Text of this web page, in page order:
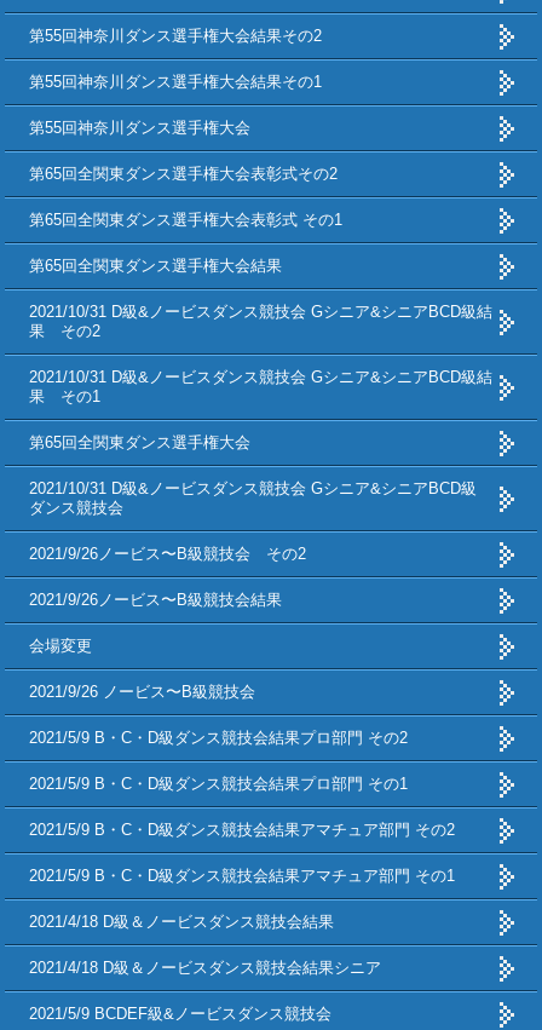
第55回神奈川ダンス選手権大会結果その2
第55回神奈川ダンス選手権大会結果その1
第55回神奈川ダンス選手権大会
第65回全関東ダンス選手権大会表彰式その2
第65回全関東ダンス選手権大会表彰式 その1
第65回全関東ダンス選手権大会結果
2021/10/31 D級&ノービスダンス競技会 Gシニア&シニアBCD級結
果 その2
2021/10/31 D級&ノービスダンス競技会 Gシニア&シニアBCD級結
果 その1
第65回全関東ダンス選手権大会
2021/10/31 D級&ノービスダンス競技会 Gシニア&シニアBCD級
ダンス競技会
2021/9/26ノービス〜B級競技会 その2
2021/9/26ノービス〜B級競技会結果
会場変更
2021/9/26 ノービス〜B級競技会
2021/5/9 B・C・D級ダンス競技会結果プロ部門 その2
2021/5/9 B・C・D級ダンス競技会結果プロ部門 その1
2021/5/9 B・C・D級ダンス競技会結果アマチュア部門 その2
2021/5/9 B・C・D級ダンス競技会結果アマチュア部門 その1
2021/4/18 D級＆ノービスダンス競技会結果
2021/4/18 D級＆ノービスダンス競技会結果シニア
2021/5/9 BCDEF級&ノービスダンス競技会